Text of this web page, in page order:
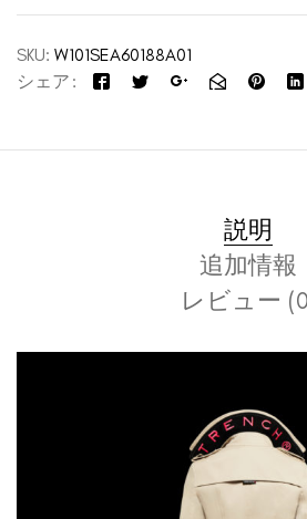
SKU: W101SEA60188A01
シェア
説明
追加情報
レビュー